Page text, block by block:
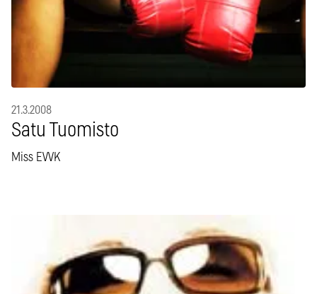
21.3.2008
Satu Tuomisto
Miss EVVK